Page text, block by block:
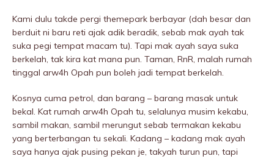
Kami dulu takde pergi themepark berbayar (dah besar dan
berduit ni baru reti ajak adik beradik, sebab mak ayah tak
suka pegi tempat macam tu). Tapi mak ayah saya suka
berkelah, tak kira kat mana pun. Taman, RnR, malah rumah
tinggal arw4h Opah pun boleh jadi tempat berkelah.
Kosnya cuma petrol, dan barang – barang masak untuk
bekal. Kat rumah arw4h Opah tu, selalunya musim kekabu,
sambil makan, sambil merungut sebab termakan kekabu
yang berterbangan tu sekali. Kadang – kadang mak ayah
saya hanya ajak pusing pekan je, takyah turun pun, tapi